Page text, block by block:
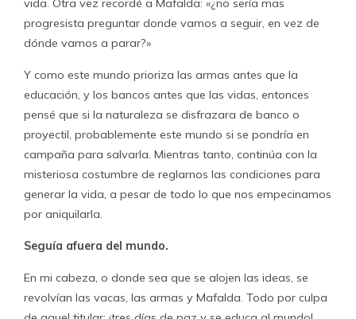
vida. Otra vez recordé a Mafalda: «¿no sería mas
progresista preguntar donde vamos a seguir, en vez de
dónde vamos a parar?»
Y como este mundo prioriza las armas antes que la
educación, y los bancos antes que las vidas, entonces
pensé que si la naturaleza se disfrazara de banco o
proyectil, probablemente este mundo si se pondría en
campaña para salvarla. Mientras tanto, continúa con la
misteriosa costumbre de reglarnos las condiciones para
generar la vida, a pesar de todo lo que nos empecinamos
por aniquilarla.
Seguía afuera del mundo.
En mi cabeza, o donde sea que se alojen las ideas, se
revolvían las vacas, las armas y Mafalda. Todo por culpa